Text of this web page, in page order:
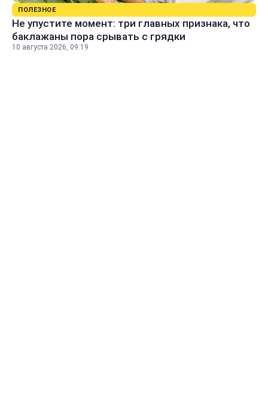
ПОЛЕЗНОЕ
Не упустите момент: три главных признака, что
баклажаны пора срывать с грядки
10 августа 2026, 09:19